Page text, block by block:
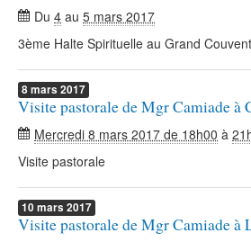
Du 4 au 5 mars 2017
3ème Halte Spirituelle au Grand
8mars 2017
Visite pastorale de Mgr Camiade à
Mercredi 8 mars 2017 de 18h00 à
Visite pastorale
10 mars 2017
Visite pastorale de Mgr Camiade à